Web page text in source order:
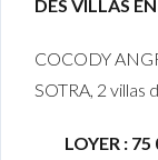
DES VILLAS
COCODY
SOTRA, 2 villas
LOYER : 75